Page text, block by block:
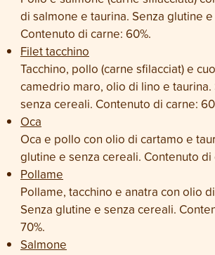
di salmone e taurina. Senza glutine
Contenuto di carne: 60%.
Filet tacchino
Tacchino, pollo (carne sfilacciat) e
camedrio maro, olio di lino e taurina.
senza cereali. Contenuto di carne:
Oca
Oca e pollo con olio di cartamo e
glutine e senza cereali. Contenuto di
Pollame
Pollame, tacchino e anatra con olio
Senza glutine e senza cereali.
70%.
Salmone